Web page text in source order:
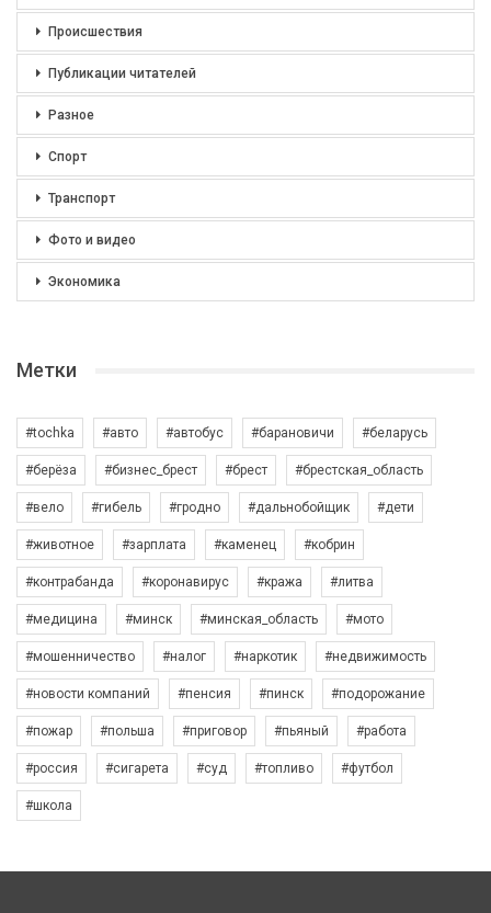
Происшествия
Публикации читателей
Разное
Спорт
Транспорт
Фото и видео
Экономика
Метки
#tochka #авто #автобус #барановичи #беларусь
#берёза #бизнес_брест #брест #брестская_область
#вело #гибель #гродно #дальнобойщик #дети
#животное #зарплата #каменец #кобрин
#контрабанда #коронавирус #кража #литва
#медицина #минск #минская_область #мото
#мошенничество #налог #наркотик #недвижимость
#новости компаний #пенсия #пинск #подорожание
#пожар #польша #приговор #пьяный #работа
#россия #сигарета #суд #топливо #футбол
#школа